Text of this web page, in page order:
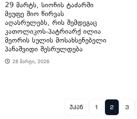
29 მარტს, სიონის ტაძარში
მეუფე შიო წირვას
აღასრულებს, რის შემდეგაც
კათოლიკოს-პატრიარქ ილია
მეორის სულის მოსახსენებელი
პანაშვიდი შესრულდება
28 მარტი, 2026
უკან 1 2 3